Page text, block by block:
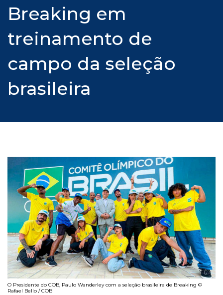
Breaking em
treinamento de
campo da seleção
brasileira
O Presidente do COB, Paulo Wanderley com a seleção brasileira de Breaking ©
Rafael Bello / COB